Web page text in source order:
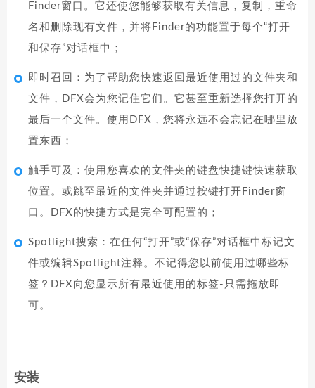
Finder窗口。它还使您能够获取有关信息，复制，重命
名和删除现有文件，并将Finder的功能置于每个“打开
和保存”对话框中；
即时召回：为了帮助您快速返回最近使用过的文件夹和
文件，DFX会为您记住它们。它甚至重新选择您打开的
最后一个文件。使用DFX，您将永远不会忘记在哪里放
置东西；
触手可及：使用您喜欢的文件夹的键盘快捷键快速获取
位置。或跳至最近的文件夹并通过按键打开Finder窗
口。DFX的快捷方式是完全可配置的；
Spotlight搜索：在任何“打开”或“保存”对话框中标记文
件或编辑Spotlight注释。不记得您以前使用过哪些标
签？DFX向您显示所有最近使用的标签-只需拖放即
可。
安装